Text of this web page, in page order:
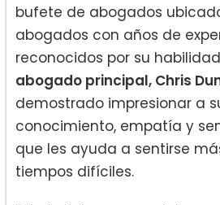
bufete de abogados
abogados con años de
reconocidos por su
abogado principal, Chris
demostrado impresionar a
conocimiento, empatía y
que les ayuda a sentirse
tiempos difíciles.